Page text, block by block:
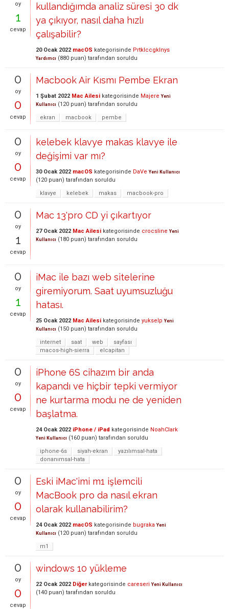
oy
1
cevap
kullandığımda analiz süresi 30 dk
ya çıkıyor, nasıl daha hızlı
çalışabilir?
20 Ocak 2022 macOS kategorisinde Prtklccgklnys
Yardımcı (880 puan) tarafından soruldu
0
oy
0
cevap
Macbook Air Kısmı Pembe Ekran
1 Şubat 2022 Mac Ailesi kategorisinde Majere Yeni
Kullanıcı (120 puan) tarafından soruldu
ekran
macbook pembe
0
oy
0
cevap
kelebek klavye makas klavye ile
değişimi var mı?
30 Ocak 2022 macOS kategorisinde DaVe Yeni Kullanıcı
(120 puan) tarafından soruldu
klavye
kelebek makas macbook-pro
0
oy
1
cevap
Mac 13'pro CD yi çıkartıyor
27 Ocak 2022 Mac Ailesi kategorisinde crocsline Yeni
Kullanıcı (180 puan) tarafından soruldu
0
oy
1
cevap
iMac ile bazı web sitelerine
giremiyorum. Saat uyumsuzluğu
hatası.
25 Ocak 2022 Mac Ailesi kategorisinde yukselp Yeni
Kullanıcı (150 puan) tarafından soruldu
internet
saat web
sayfası
macos-high-sierra
elcapitan
0
oy
0
cevap
iPhone 6S cihazım bir anda
kapandı ve hiçbir tepki vermiyor
ne kurtarma modu ne de yeniden
başlatma.
24 Ocak 2022 iPhone / iPad kategorisinde NoahClark
Yeni Kullanıcı (160 puan) tarafından soruldu
iphone-6s
siyah-ekran
yazılımsal-hata
donanımsal-hata
0
oy
0
cevap
Eski iMac'imi m1 işlemcili
MacBook pro da nasıl ekran
olarak kullanabilirim?
24 Ocak 2022 macOS kategorisinde bugraka Yeni
Kullanıcı (120 puan) tarafından soruldu
m1
0
oy
0
cevap
windows 10 yükleme
22 Ocak 2022 Diğerkategorisinde careseri Yeni Kullanıcı
(140 puan) tarafından soruldu